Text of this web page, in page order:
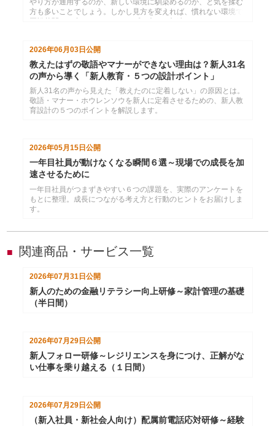
やり方が通用するのか、新しい環境に馴染めるのか、と気を揉む
方も多いことでしょう。しかし見方を変えれば、慣れない環境で
2026年06月03日公開
教えたはずの敬語やマナーができない理由は？新人31名
の声から導く「新人教育・５つの設計ポイント」
新人31名の声から見えた「教えたのに定着しない」の原因とは。
敬語・マナー・ホウレンソウを新人に定着させるための、新人教
育設計の５つのポイントを解説します。
2026年05月15日 公開
一年目社員が動けなくなる瞬間６選～現場での成長を加
速させるために
一年目社員がつまずきやすい６つの課題を、実際のアンケートを
もとに整理。成長につながる考え方と行動のヒントをお届けしま
す。
■ 関連商品・サービス一覧
2026年07月31日 公開
新人のための金融リテラシー向上研修～家計管理の基礎
（半日間）
2026年07月29日 公開
新人フォロー研修～レジリエンスを身につけ、正解がな
い仕事を乗り越える（１日間）
2026年07月29日 公開
（新入社員・新社会人向け）配属前電話応対研修～経験